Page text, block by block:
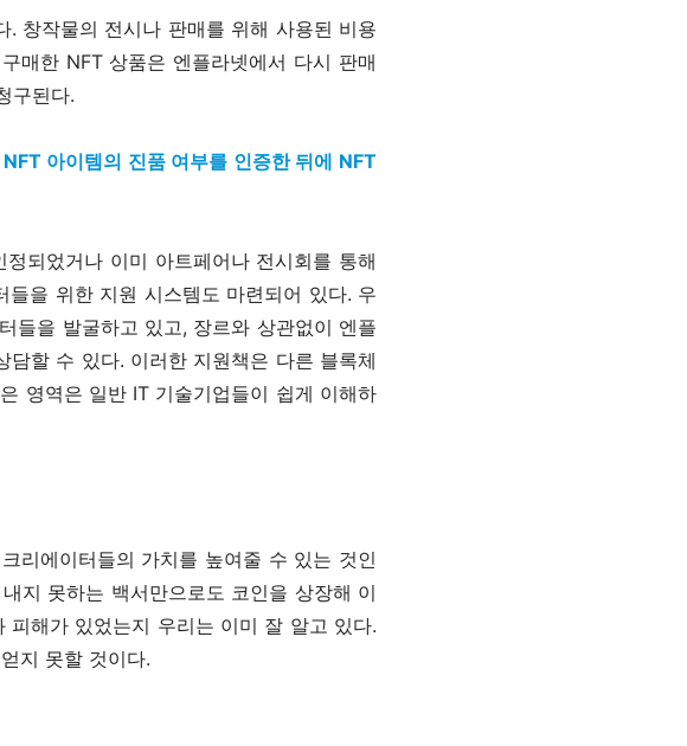
창작물의 전시나 판매를 위해 사용된 비용
매한 NFT 상품은 엔플라넷에서 다시 판매
구된다.
아이템의 진품 여부를 인증한 뒤에 NFT
되었거나 이미 아트페어나 전시회를 통해
을 위한 지원 시스템도 마련되어 있다. 우
들을 발굴하고 있고, 장르와 상관없이 엔플
할 수 있다. 이러한 지원책은 다른 블록체
영역은 일반 IT 기술기업들이 쉽게 이해하
리에이터들의 가치를 높여줄 수 있는 것인
지 못하는 백서만으로도 코인을 상장해 이
해가 있었는지 우리는 이미 잘 알고 있다.
지 못할 것이다.